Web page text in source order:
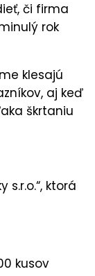
či firma
rok
klesajú
aj keď
škrtaniu
s.r.o.“, ktorá
kusov